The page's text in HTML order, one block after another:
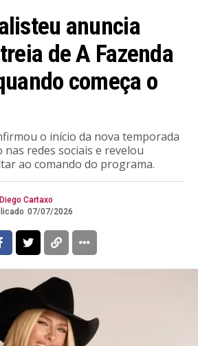
anuncia
de A Fazenda
começa o
o início da nova temporada
redes sociais e revelou
ao comando do programa.
Diego Cartaxo
07/07/2026